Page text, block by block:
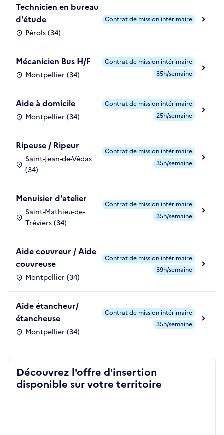
Technicien en bureau
d'étude
Pérols (34)
Contrat de mission intérimaire
Mécanicien Bus H/F
Montpellier (34)
Contrat de mission intérimaire
35h/semaine
Aide à domicile
Montpellier (34)
Contrat de mission intérimaire
25h/semaine
Ripeuse / Ripeur
Saint-Jean-de-Védas
(34)
Contrat de mission intérimaire
35h/semaine
Menuisier d'atelier
Saint-Mathieu-de-
Tréviers (34)
Contrat de mission intérimaire
35h/semaine
Aide couvreur / Aide
couvreuse
Montpellier (34)
Contrat de mission intérimaire
39h/semaine
Aide étancheur/
étancheuse
Montpellier (34)
Contrat de mission intérimaire
35h/semaine
Découvrez l'offre d'insertion
disponible sur votre territoire